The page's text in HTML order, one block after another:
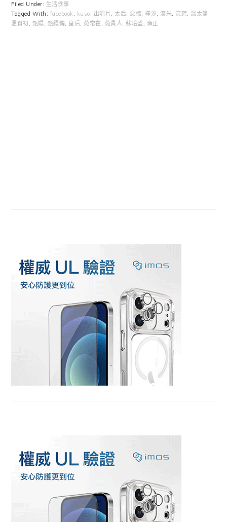
Filed Under: 生活佚事
Tagged With: facebook, kuso, 出唱片 ,太后,惡搞,槿汐,流朱,浣碧,溫太醫 ,
溫實初 , 甄嬛, 甄繯傳, 皇后,菀常在 , 菀貴人,蘇培盛 , 雍正